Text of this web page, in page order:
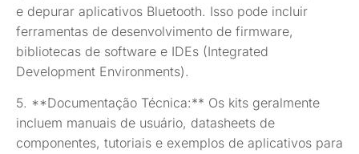
e depurar aplicativos Bluetooth. Isso pode incluir
ferramentas de desenvolvimento de firmware,
bibliotecas de software e IDEs (Integrated
Development Environments).
5. **Documentação Técnica:** Os kits geralmente
incluem manuais de usuário, datasheets de
componentes, tutoriais e exemplos de aplicativos para